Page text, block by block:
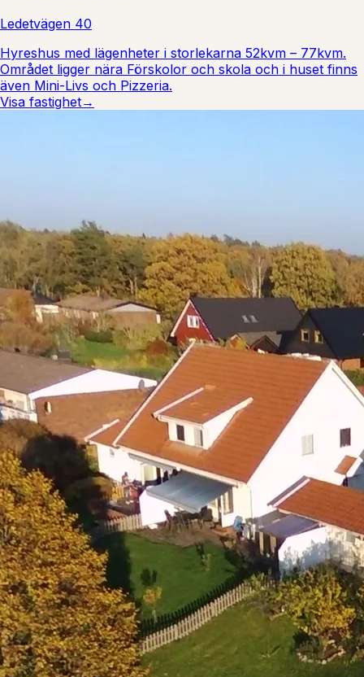
Ledetvägen 40
Hyreshus med lägenheter i storlekarna 52kvm – 77kvm.
Området ligger nära Förskolor och skola och i huset finns
även Mini-Livs och Pizzeria.
Visa fastighet→